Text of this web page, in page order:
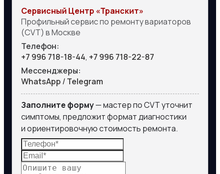
Сервисный Центр «Транскит»
Профильный сервис по ремонту вариаторов
(CVT) в Москве
Телефон:
+7 996 718-18-44, +7 996 718-22-87
Мессенджеры:
WhatsApp /Telegram
Заполните форму— мастер по CVT уточнит
симптомы, предложит формат диагностики
и ориентировочную стоимость ремонта.